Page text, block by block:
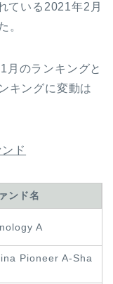
ている2021年2月
。
月のランキングと
キングに変動は
ド
ンド名
A
Pioneer A-Sha